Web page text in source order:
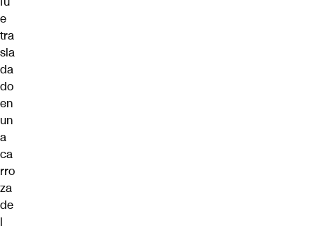
e
tra
sla
da
do
en
un
a
ca
rro
za
de
l